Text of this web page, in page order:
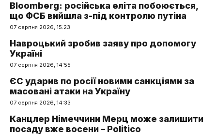
Bloomberg: російська еліта побоюється,
що ФСБ вийшла з-під контролю путіна
07 серпня 2026, 15:23
Навроцький зробив заяву про допомогу
Україні
07 серпня 2026, 14:55
ЄС ударив по росії новими санкціями за
масовані атаки на Україну
07 серпня 2026, 14:33
Канцлер Німеччини Мерц може залишити
посаду вже восени – Politico